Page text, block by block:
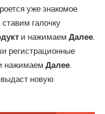
уже знакомое
галочку
и нажимаемДалее.
регистрационные
нажимаемДалее.
новую